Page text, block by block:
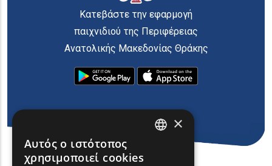
Κατεβάστε την εφαρμογή
παιχνιδιού της Περιφέρειας
Ανατολικής Μακεδονίας Θράκης
×
Αυτός ο ιστότοπος
χρησιμοποιεί cookies